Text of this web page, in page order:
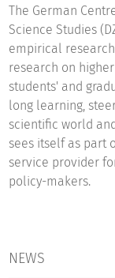
The German
Science Studies
empirical
research on
students' and
long learning,
scientific world
sees itself as part
service provider
policy-makers.
NEWS